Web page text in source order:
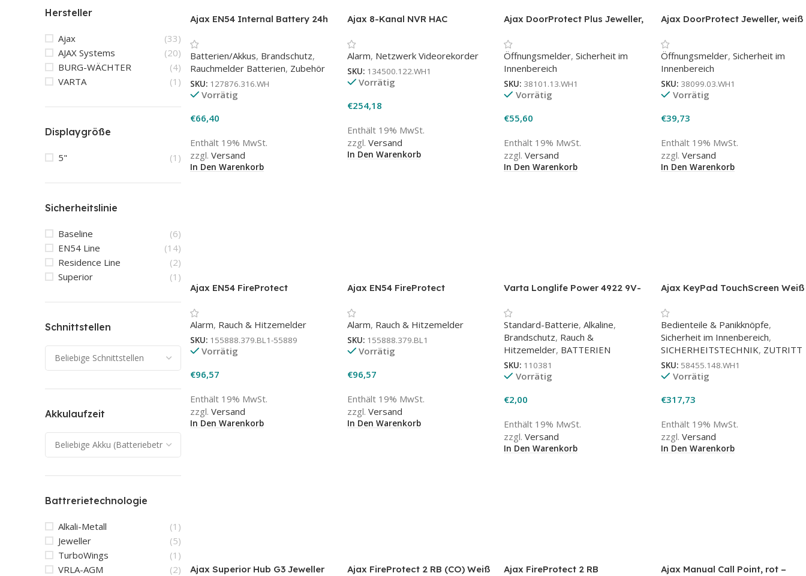
Hersteller
Ajax
(33)
AJAX Systems
(20)
BURG-WÄCHTER
(4)
VARTA
(1)
Displaygröße
5" (1)
Sicherheitslinie
Baseline
(6)
EN54 Line
(14)
Residence Line
(2)
Superior
(1)
Schnittstellen
Akkulaufzeit
Battrerietechnologie
Alkali-Metall
(1)
Jeweller
(5)
TurboWings
(1)
VRLA-AGM
(2)
Ajax EN54 Internal Battery 24h
FireHub Brandwarnzentralen
Batterien/Akkus, Brandschutz,
Rauchmelder Batterien, Zubehör
SKU: 127876.316.WH
Vorrätig
€66,40
Enthält 19% MwSt.
zzgl. Versand
In Den Warenkorb
Ajax 8-Kanal NVR HAC
Alarm, Netzwerk Videorekorder
SKU: 134500.122.WH1
Vorrätig
€254,18
Enthält 19% MwSt.
zzgl. Versand
In Den Warenkorb
Ajax DoorProtect Plus Jeweller,
Erschütterungs- &
Neigungssensor
Öffnungsmelder, Sicherheit im
Innenbereich
SKU: 38101.13.WH1
Vorrätig
€55,60
Enthält 19% MwSt.
zzgl.Versand
In Den Warenkorb
Ajax DoorProtect Jeweller, weiß
Türen & Fenster
Öffnungsmelder, Sicherheit im
Innenbereich
SKU: 38099.03.WH1
Vorrätig
€39,73
Enthält 19% MwSt.
zzgl.Versand
In Den Warenkorb
Ajax EN54 FireProtect
Rauchmelder
Alarm, Rauch & Hitzemelder
SKU: 155888.379.BL1-55889
Vorrätig
€96,57
Enthält 19% MwSt.
zzgl. Versand
In Den Warenkorb
Ajax EN54 FireProtect
Rauchmelder
Alarm, Rauch & Hitzemelder
SKU: 155888.379.BL1
Vorrätig
€96,57
Enthält 19% MwSt.
zzgl. Versand
In Den Warenkorb
Varta Longlife Power 4922 9V-
Standard-Batterie, Alkaline,
Brandschutz, Rauch &
Hitzemelder, BATTERIEN
SKU: 110381
Vorrätig
€2,00
Enthält 19% MwSt.
zzgl.Versand
In Den Warenkorb
Ajax KeyPad TouchScreen Weiß
Bedienteile & Panikknöpfe,
Sicherheit im Innenbereich,
SICHERHEITSTECHNIK, ZUTRITT
SKU: 58455.148.WH1
Vorrätig
€317,73
Enthält 19% MwSt.
zzgl.Versand
In Den Warenkorb
Ajax Superior Hub G3 Jeweller
Ajax FireProtect 2 RB (CO) Weiß
Ajax FireProtect 2 RB
Ajax Manual Call Point, rot –